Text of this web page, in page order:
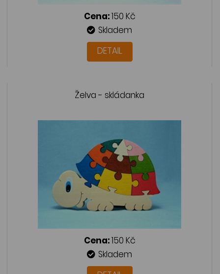
Cena:150 Kč
Skladem
DETAIL
Želva - skládanka
Cena:150 Kč
Skladem